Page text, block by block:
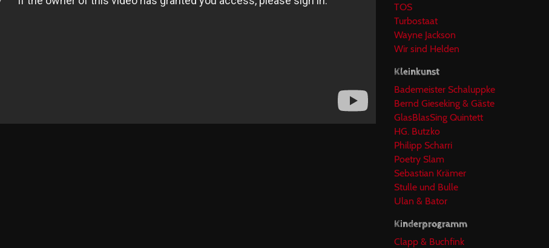
TOS
Turbostaat
Wayne Jackson
Wir sind Helden
Kleinkunst
Bademeister Schaluppke
Bernd Gieseking & Gäste
GlasBlasSing Quintett
HG. Butzko
Philipp Scharri
Poetry Slam
Sebastian Krämer
Stulle und Bulle
Ulan & Bator
Kinderprogramm
Clapp & Buchfink